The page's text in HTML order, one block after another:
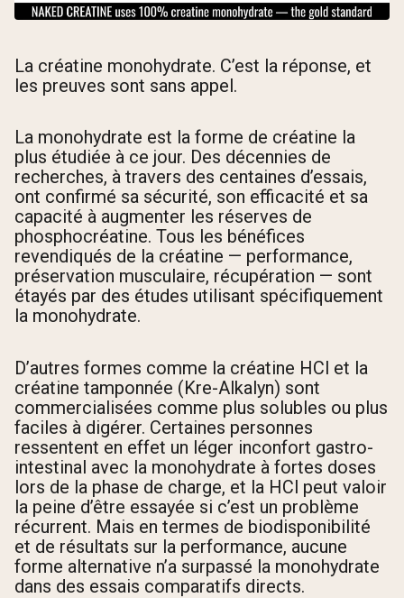
La créatine monohydrate. C’est la réponse, et
les preuves sont sans appel.
La monohydrate est la forme de créatine la
plus étudiée à ce jour. Des décennies de
recherches, à travers des centaines d’essais,
ont confirmé sa sécurité, son efficacité et sa
capacité à augmenter les réserves de
phosphocréatine. Tous les bénéfices
revendiqués de la créatine — performance,
préservation musculaire, récupération — sont
étayés par des études utilisant spécifiquement
la monohydrate.
D’autres formes comme la créatine HCl et la
créatine tamponnée (Kre-Alkalyn) sont
commercialisées comme plus solubles ou plus
faciles à digérer. Certaines personnes
ressentent en effet un léger inconfort gastro-
intestinal avec la monohydrate à fortes doses
lors de la phase de charge, et la HCl peut valoir
la peine d’être essayée si c’est un problème
récurrent. Mais en termes de biodisponibilité
et de résultats sur la performance, aucune
forme alternative n’a surpassé la monohydrate
dans des essais comparatifs directs.